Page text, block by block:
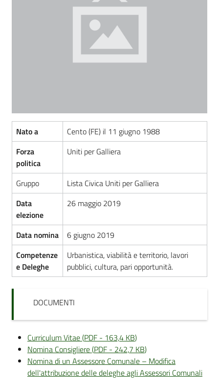
Nato a
Cento (FE) il 11 giugno 1988
Forza
politica
Uniti per Galliera
Gruppo
Lista Civica Uniti per Galliera
Data
elezione
26 maggio 2019
Data nomina
6 giugno 2019
Competenze
e Deleghe
Urbanistica, viabilità e territorio, lavori
pubblici, cultura, pari opportunità.
DOCUMENTI
Curriculum Vitae(PDF - 163,4 KB)
Nomina Consigliere(PDF - 242,7 KB)
Nomina di un Assessore Comunale – Modifica
dell'attribuzione delle deleghe agli Assessori Comunali